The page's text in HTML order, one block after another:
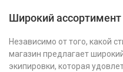
Широкий ассортимент
Независимо от того, какой
магазин предлагает
экипировки, которая